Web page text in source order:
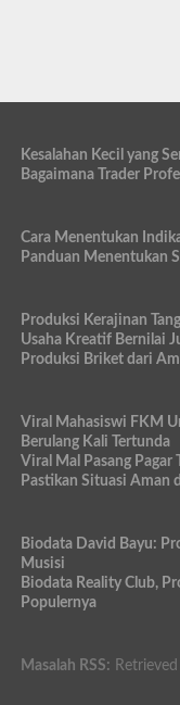
Kesalahan Kecil yang
Bagaimana Trader
Cara Menentukan
Panduan Menentukan
Produksi Kerajinan
Usaha Kreatif Bernilai
Produksi Briket dari
Viral Mahasiswi FKM
Berulang Kali Tertunda
Viral Mal Pasang Pagar
Pastikan Situasi Aman
Biodata David Bayu:
Musisi
Biodata Reality Club,
Populernya
Masalah RSS: